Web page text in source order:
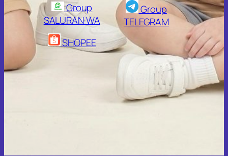
Group
SALURAN WA
Group
TELEGRAM
SHOPEE